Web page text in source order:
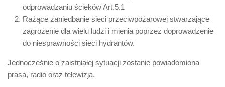
odprowadzaniu ścieków Art.5.1
Rażące zaniedbanie sieci przeciwpożarowej stwarzające
zagrożenie dla wielu ludzi i mienia poprzez doprowadzenie
do niesprawności sieci hydrantów.
Jednocześnie o zaistniałej sytuacji zostanie powiadomiona
prasa, radio oraz telewizja.